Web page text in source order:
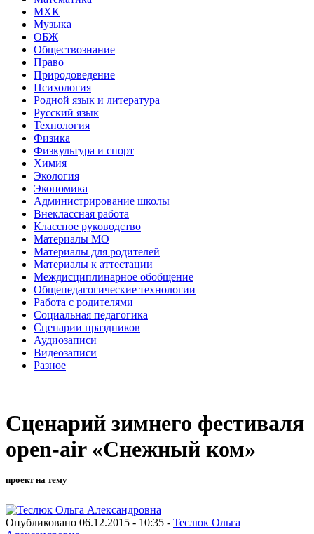
МХК
Музыка
ОБЖ
Обществознание
Право
Природоведение
Психология
Родной язык и литература
Русский язык
Технология
Физика
Физкультура и спорт
Химия
Экология
Экономика
Администрирование школы
Внеклассная работа
Классное руководство
Материалы МО
Материалы для родителей
Материалы к аттестации
Междисциплинарное обобщение
Общепедагогические технологии
Работа с родителями
Социальная педагогика
Сценарии праздников
Аудиозаписи
Видеозаписи
Разное
Сценарий зимнего фестиваля
open-air «Снежный ком»
проект на тему
Опубликовано 06.12.2015 - 10:35 - Теслюк Ольга